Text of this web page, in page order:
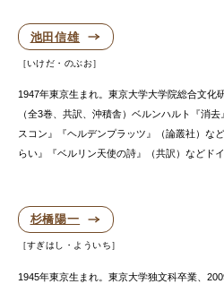
池田信雄
いけだ・のぶお
1947年東京生まれ。東京大学大学院総合文化
（全3巻、共訳、沖積舎）ベルンハルト『消
スコン』『ヘルデンプラッツ』（論叢社）な
らい』『ベルリン天使の詩』（共訳）などド
杉橋陽一
すぎはし・よういち
1945年東京生まれ。東京大学独文科卒業、